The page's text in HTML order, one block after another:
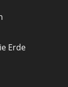
Erde